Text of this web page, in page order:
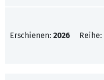
Erschienen: 2026 Reihe: